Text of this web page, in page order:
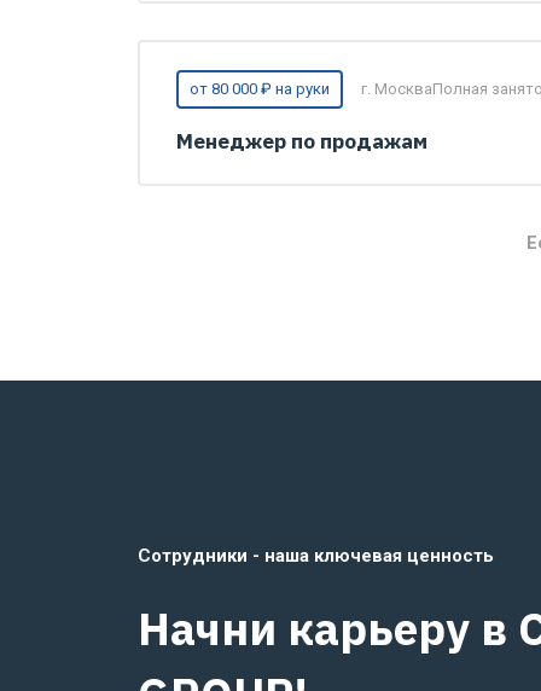
от 80 000 ₽ на руки г. МоскваПолная
Менеджер по продажам
Сотрудники - наша ключевая ценность
Начни карьеру в